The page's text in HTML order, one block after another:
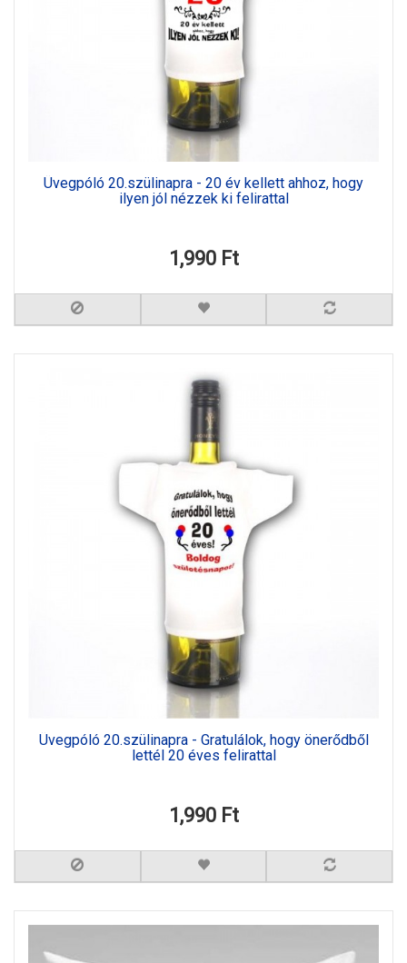
Üvegpóló 20.szülinapra - 20 év kellett ahhoz, hogy
ilyen jól nézzek ki felirattal
1,990 Ft
Üvegpóló 20.szülinapra - Gratulálok, hogy önerődből
lettél 20 éves felirattal
1,990 Ft